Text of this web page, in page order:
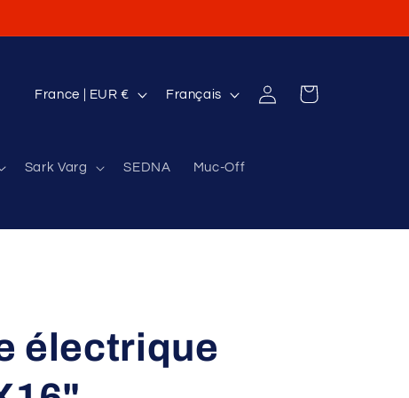
Sark Varg SEDNA Muc-Off
P
s
r
o
n
France | EUR €
L
g
e
Français ConnexionPanier
électrique